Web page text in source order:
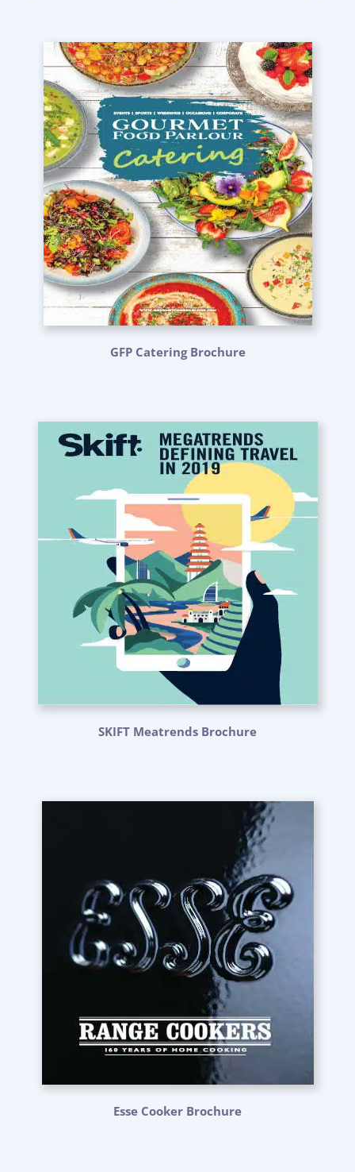
GFP Catering Brochure
SKIFT Meatrends Brochure
Esse Cooker Brochure